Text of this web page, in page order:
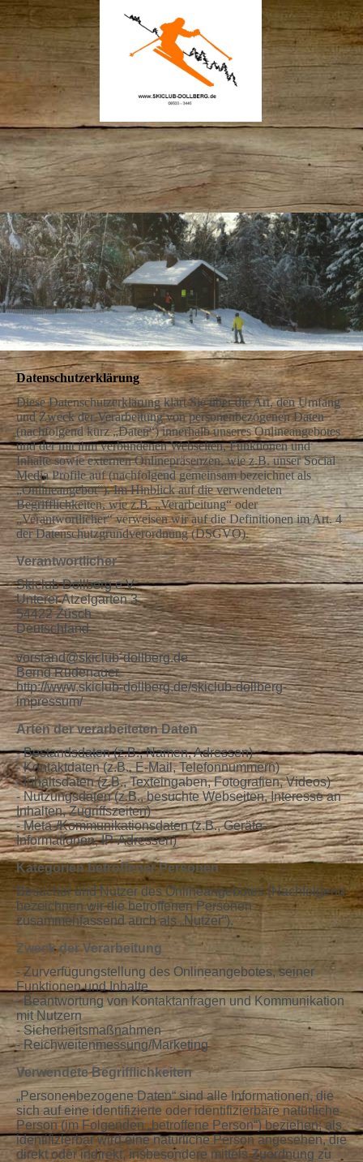
Datenschutzerklärung
Diese Datenschutzerklärung klärt Sie über die Art, den Umfang
und Zweck der Verarbeitung von personenbezogenen Daten
(nachfolgend kurz „Daten“) innerhalb unseres Onlineangebotes
und der mit ihm verbundenen Webseiten, Funktionen und
Inhalte sowie externen Onlinepräsenzen, wie z.B. unser Social
Media Profile auf (nachfolgend gemeinsam bezeichnet als
„Onlineangebot“). Im Hinblick auf die verwendeten
Begrifflichkeiten, wie z.B. „Verarbeitung“ oder
„Verantwortlicher“ verweisen wir auf die Definitionen im Art. 4
der Datenschutzgrundverordnung (DSGVO).
Verantwortlicher
Skiclub Dollberg e.V.
Unterer Atzelgarten 3
54422 Züsch
Deutschland
vorstand@skiclub-dollberg.de
Bernd Rüdenauer
http://www.skiclub-dollberg.de/skiclub-dollberg-
impressum/
Arten der verarbeiteten Daten
- Bestandsdaten (z.B., Namen, Adressen)
- Kontaktdaten (z.B., E-Mail, Telefonnummern)
- Inhaltsdaten (z.B., Texteingaben, Fotografien, Videos)
- Nutzungsdaten (z.B., besuchte Webseiten, Interesse an
Inhalten, Zugriffszeiten)
- Meta-/Kommunikationsdaten (z.B., Geräte-
Informationen, IP-Adressen)
Kategorien betroffener Personen
Besucher und Nutzer des Onlineangebotes (Nachfolgend
bezeichnen wir die betroffenen Personen
zusammenfassend auch als „Nutzer“).
Zweck der Verarbeitung
- Zurverfügungstellung des Onlineangebotes, seiner
Funktionen und Inhalte
- Beantwortung von Kontaktanfragen und Kommunikation
mit Nutzern
- Sicherheitsmaßnahmen
- Reichweitenmessung/Marketing
Verwendete Begrifflichkeiten
„Personenbezogene Daten“ sind alle Informationen, die
sich auf eine identifizierte oder identifizierbare natürliche
Person (im Folgenden „betroffene Person“) beziehen; als
identifizierbar wird eine natürliche Person angesehen, die
direkt oder indirekt, insbesondere mittels Zuordnung zu